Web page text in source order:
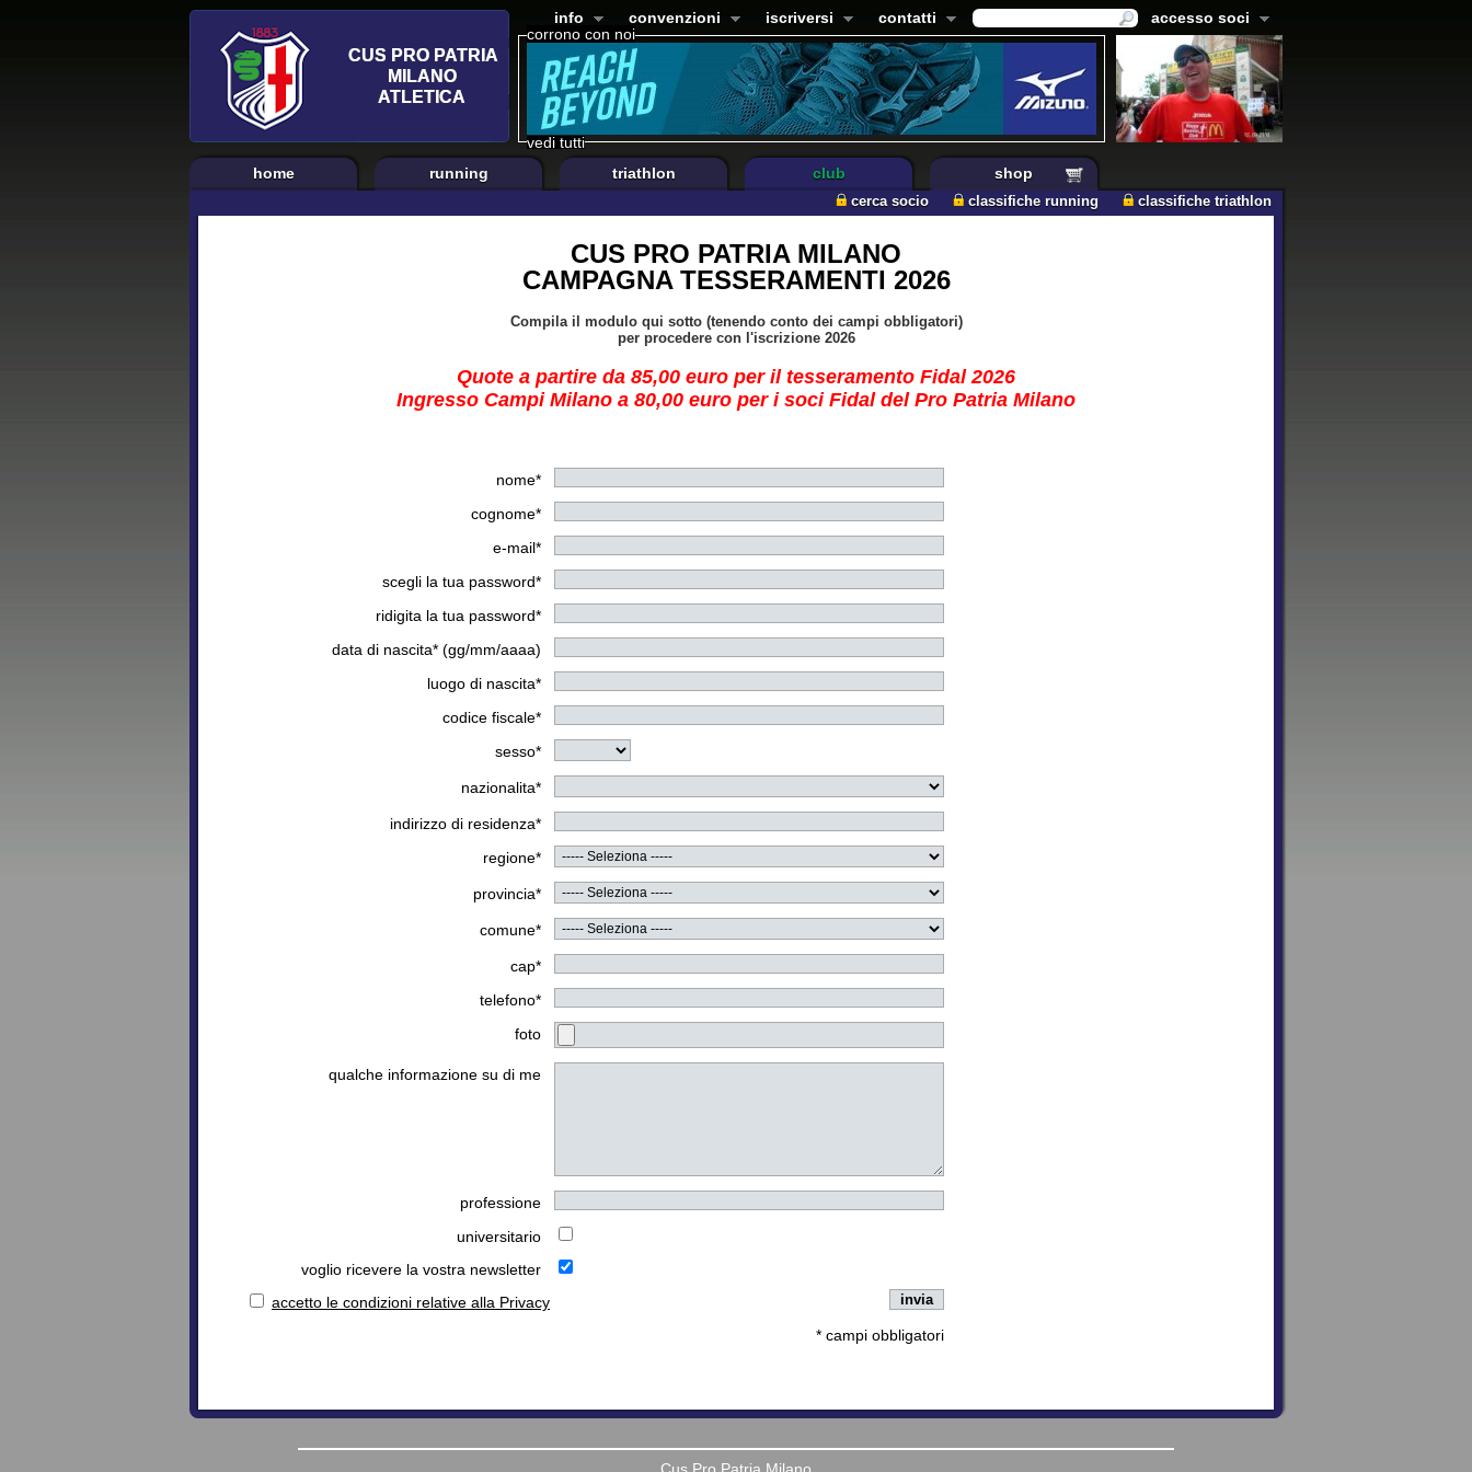
corrono con noi
vedi tutti
info convenzioni iscriversi contatti accesso soci
home running triathlon club shop
cerca socio classifiche running classifiche triathlon
CUS PRO PATRIA MILANO
CAMPAGNA TESSERAMENTI 2026
Compila il modulo qui sotto (tenendo conto dei campi obbligatori)
per procedere con l'iscrizione 2026
Quote a partire da 85,00 euro per il tesseramento Fidal 2026
Ingresso Campi Milano a 80,00 euro per i soci Fidal del Pro Patria Milano
nome*
cognome*
e-mail*
scegli la tua password*
ridigita la tua password*
data di nascita* (gg/mm/aaaa)
luogo di nascita*
codice fiscale*
sesso*
nazionalita*
indirizzo di residenza*
regione*
provincia*
comune*
cap*
telefono*
foto
qualche informazione su di me
professione
universitario
voglio ricevere la vostra newsletter
accetto le condizioni relative alla Privacy
* campi obbligatori